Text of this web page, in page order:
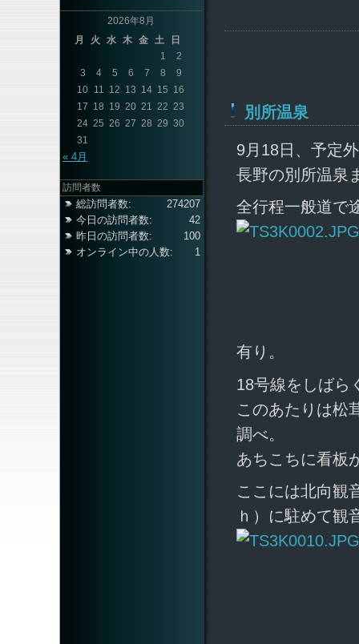
別所温泉
9月18日、予定
長野の別所温泉
全行程一般道で
有り。
18号線をしばら
このあたりは松
調べ。
あちこちに看板
ここには北向観
ｈ）に駐めて観
2026年8月
月
火 水 木 金 土
日
1
2
3
4 5 6 7 8
9
10 11 12 13 14 15 16
17 18 19 20 21 22 23
24 25 26 27 28 29 30
31
« 4月
訪問者数
274207
総訪問者数:
42
今日の訪問者数:
100
昨日の訪問者数:
1
オンライン中の人数: